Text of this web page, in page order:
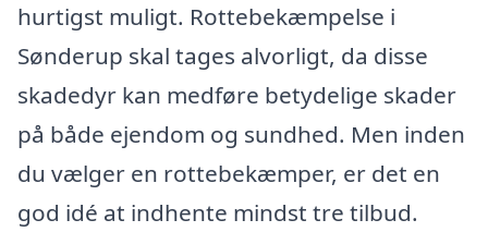
hurtigst muligt. Rottebekæmpelse i
Sønderup skal tages alvorligt, da disse
skadedyr kan medføre betydelige skader
på både ejendom og sundhed. Men inden
du vælger en rottebekæmper, er det en
god idé at indhente mindst tre tilbud.